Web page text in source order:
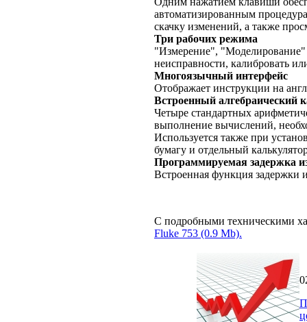
автоматизированным
скачку изменений, а также
Три рабочих режима
"Измерение", "Моделирование"
неисправности, калибровать
Многоязычный интерфейс
Отображает инструкции на
Встроенный алгебраический
Четыре стандартных
выполнение вычислений,
Используется также при
бумагу и отдельный
Программируемая задержка
Встроенная функция задержки
С подробными техническими
Fluke 753 (0.9 Mb).